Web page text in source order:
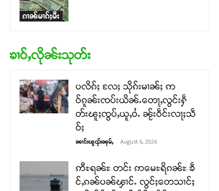
ၵၢၼ်မၢၵ်ႈမီး
ၶၢဝ်ႇလိုၼ်းသုတ်း
ပလိၵ်ႈ လႄႈ သိုၵ်းမၢၼ်ႈ ဢ
ဝ်ၵူၼ်းၸပ်းယိၼ်ႉတေႃႇလွင်းႁဵ
တ်းၽူႈၸွပ်ႇယူႇဝႆႉ ၼႂ်းဝဵင်းလႃႈသဵ
ဝ်ႈ
ၼၢင်းၽူၺ်းၼုမ်ႇ - August 6, 2026
ဢီႊရၼ်ႊ တင်း ဢမေႊရိၵၼ်ႊ ၶဵ
င်ႇၵၼ်ပၼ်ၾၢင်ႉ လွင်ႈတေသၢင်ႈ